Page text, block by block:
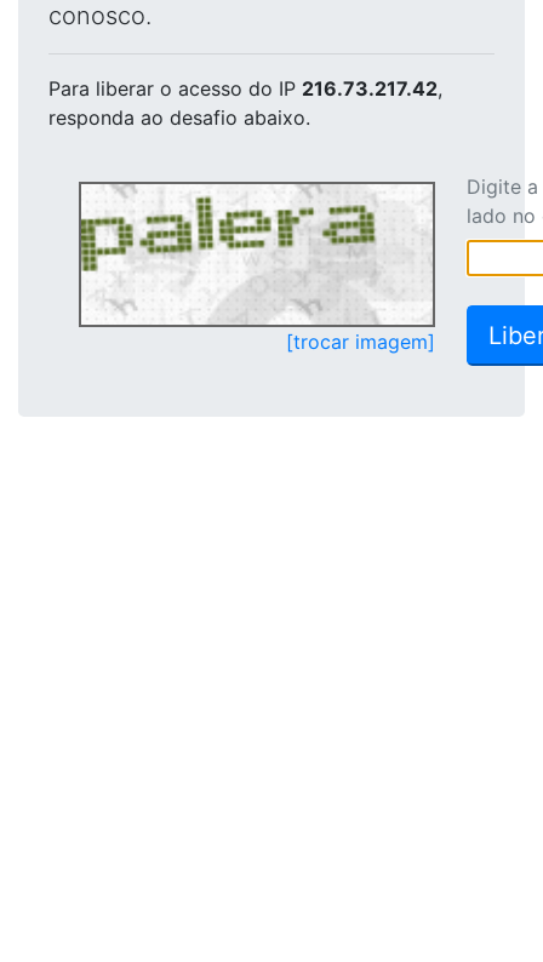
conosco.
Para liberar o acesso do IP 216.73.217.42,
responda ao desafio abaixo.
[trocar imagem]
Digite
lado no